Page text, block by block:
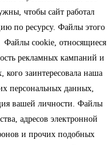
чтобы сайт работал
по ресурсу. Файлы этого
Файлы cookie, относящиеся
рекламных кампаний и
кого заинтересовала наша
персональных данных,
вашей личности. Файлы
адресов электронной
и прочих подобных